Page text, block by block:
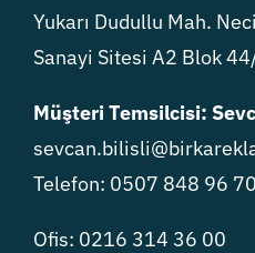
Yukarı Dudullu Mah.
Sanayi Sitesi A2 Blok
Müşteri Temsilcisi:
Telefon: 0507 848 96 70
Ofis: 0216 314 36 00